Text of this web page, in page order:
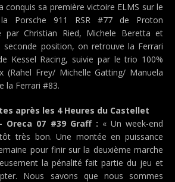
conquis sa première victoire ELMS sur le
Porsche 911 RSR #77 de Proton
par Christian Ried, Michele Beretta et
seconde position, on retrouve la Ferrari
Kessel Racing, suivie par le trio 100%
(Rahel Frey/ Michelle Gatting/ Manuela
la Ferrari #83.
après les 4 Heures du Castellet
Oreca 07 #39 Graff : « Un week-end
très bon. Une montée en puissance
pour finir sur la deuxième marche
la pénalité fait partie du jeu et
Nous savons que nous sommes